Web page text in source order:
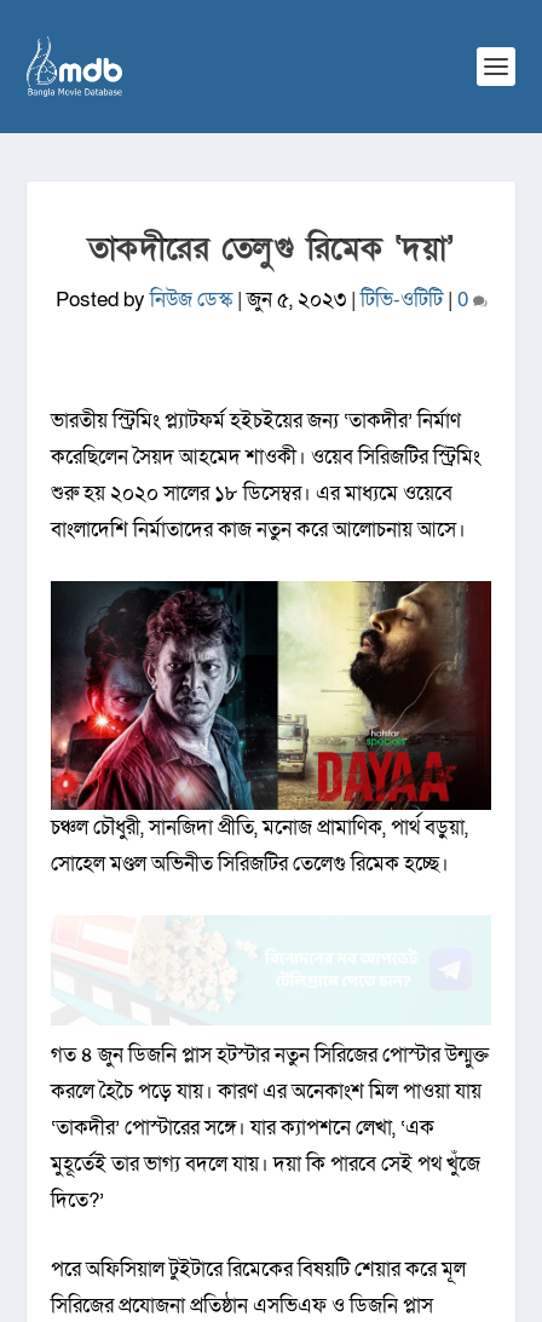
তাকদীরের তেলুগু রিমেক ‘দয়া’
Posted byনিউজ ডেস্ক|জুন ৫, ২০২৩|টিভি-ওটিটি| 0
ভারতীয় স্ট্রিমিং প্ল্যাটফর্ম হইচইয়ের জন্য ‘তাকদীর’ নির্মাণ
করেছিলেন সৈয়দ আহমেদ শাওকী। ওয়েব সিরিজটির স্ট্রিমিং
শুরু হয় ২০২০ সালের ১৮ ডিসেম্বর। এর মাধ্যমে ওয়েবে
বাংলাদেশি নির্মাতাদের কাজ নতুন করে আলোচনায় আসে।
চঞ্চল চৌধুরী, সানজিদা প্রীতি, মনোজ প্রামাণিক, পার্থ বড়ুয়া,
সোহেল মণ্ডল অভিনীত সিরিজটির তেলেগু রিমেক হচ্ছে।
গত ৪ জুন ডিজনি প্লাস হটস্টার নতুন সিরিজের পোস্টার উন্মুক্ত
করলে হৈচৈ পড়ে যায়। কারণ এর অনেকাংশ মিল পাওয়া যায়
‘তাকদীর’ পোস্টারের সঙ্গে। যার ক্যাপশনে লেখা, ‘এক
মুহূর্তেই তার ভাগ্য বদলে যায়। দয়া কি পারবে সেই পথ খুঁজে
দিতে?’
পরে অফিসিয়াল টুইটারে রিমেকের বিষয়টি শেয়ার করে মূল
সিরিজের প্রযোজনা প্রতিষ্ঠান এসভিএফ ও ডিজনি প্লাস